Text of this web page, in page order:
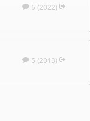
6 (2022)
5 (2013)